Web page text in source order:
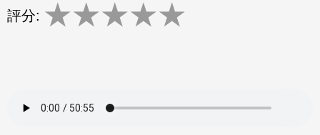
評分: ★★★★★